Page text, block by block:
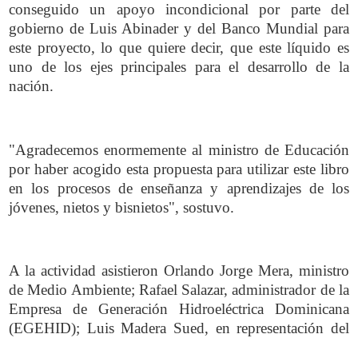
conseguido un apoyo incondicional por parte del
gobierno de Luis Abinader y del Banco Mundial para
este proyecto, lo que quiere decir, que este líquido es
uno de los ejes principales para el desarrollo de la
nación.
"Agradecemos enormemente al ministro de Educación
por haber acogido esta propuesta para utilizar este libro
en los procesos de enseñanza y aprendizajes de los
jóvenes, nietos y bisnietos", sostuvo.
A la actividad asistieron Orlando Jorge Mera, ministro
de Medio Ambiente; Rafael Salazar, administrador de la
Empresa de Generación Hidroeléctrica Dominicana
(EGEHID); Luis Madera Sued, en representación del